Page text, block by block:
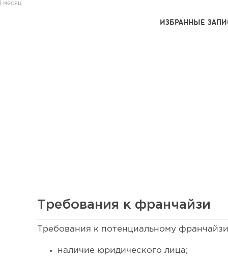
месяц
ИЗБРАННЫЕ
64
Франшиза кафе: рейтинг лучших франшиз
Требования к франчайзи
Требования к потенциальному
наличие юридического лица;